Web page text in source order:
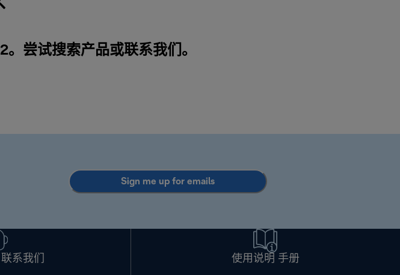
。尝试搜索产品或联系我们 。
Sign me up for emails
系我们 使用说明 手册